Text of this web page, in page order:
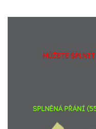
MŮŽETE
SPLNĚNÁ PŘÁNÍ